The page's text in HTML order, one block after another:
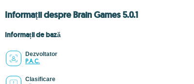
Informații despre Brain Games 5.0.1
Informații de bază
Dezvoltator
P.A.C.
Clasificare